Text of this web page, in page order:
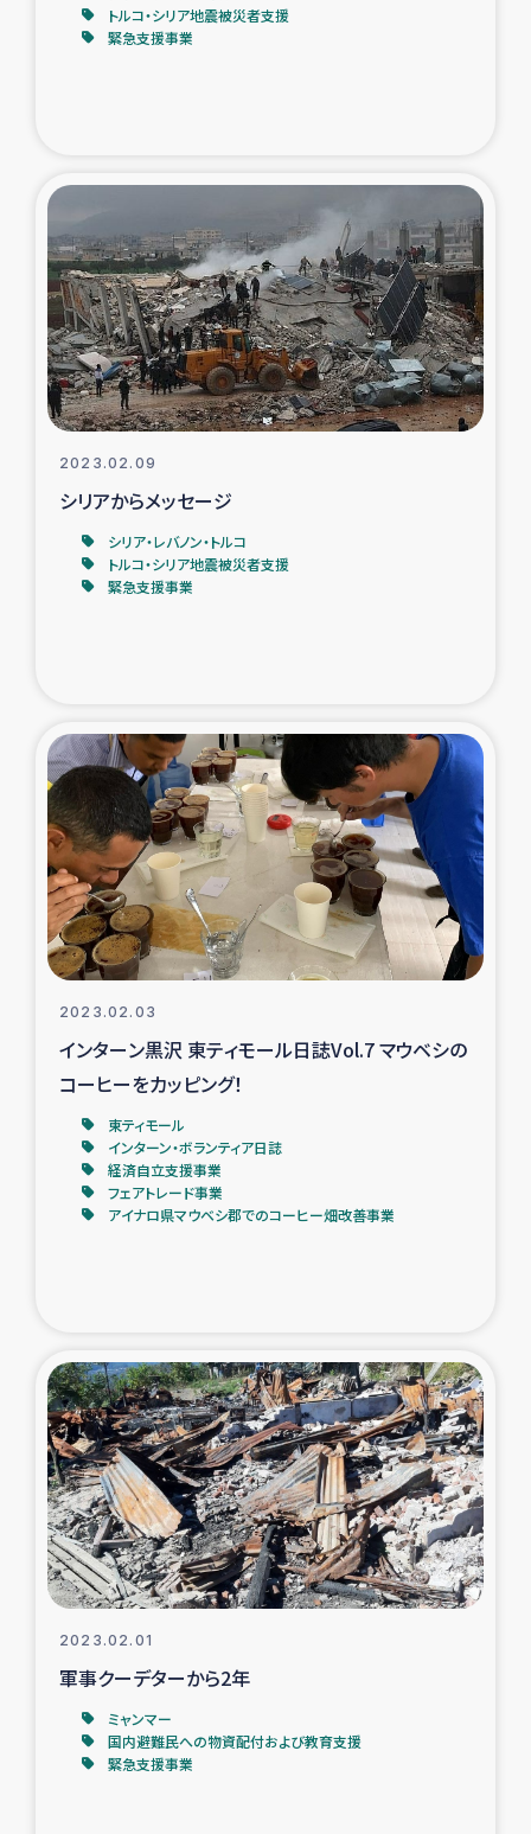
ミャンマー緊急支援
タイ国境ミャンマー移民子ども支援
漁民によるマングローブ植林活動
レバノンでのシリア難民への食糧・越冬支援
レバノンにおける緊急支援
レバノンでのシリア難民への教育支援事業
レバノンでのシリア難民・レバノン人への農業支援
石巻市街地在宅被災者支援
復興応援隊の活動
仮設住宅生活支援・農業復興支援
漁業復興支援
経済自立支援事業
ガザ空爆被災者への食料支援と農家生産支援
ガザ地区における被災住民への緊急支援
ガザ地区酪農を通した女性グループの生計支援
ふりかけ普及と食生活改善による栄養改善事業
フェアトレード事業
女性の生計向上を通じた子どもの栄養改善事業
トルコ・シリア地震被災者支援
緊急支援事業
2023.02.09
シリアからメッセージ
シリア・レバノン・トルコ
トルコ・シリア地震被災者支援
緊急支援事業
2023.02.03
インターン黒沢 東ティモール日誌Vol.7 マウベシの
コーヒーをカッピング！
東ティモール
インターン・ボランティア日誌
経済自立支援事業
フェアトレード事業
アイナロ県マウベシ郡でのコーヒー畑改善事業
2023.02.01
軍事クーデターから2年
ミャンマー
国内避難民への物資配付および教育支援
緊急支援事業